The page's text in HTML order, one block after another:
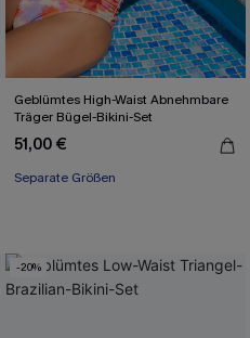
Geblümtes High-Waist Abnehmbare
Träger Bügel-Bikini-Set
51,00 €
Separate Größen
-20%